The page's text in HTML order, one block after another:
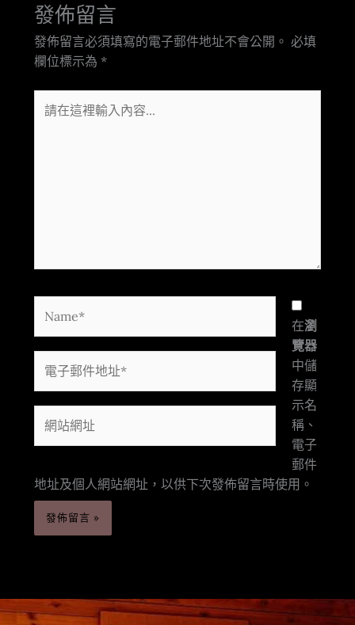
發佈留言
發佈留言必須填寫的電子郵件地址不會公開。 必填
欄位標示為 *
在
件
*
站
在瀏
覽器
中儲
存顯
示名
稱、
電子
郵件
地址及個人網站網址，以供下次發佈留言時使用。